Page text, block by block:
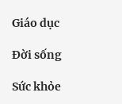
Giáo dục
Đời sống
Sức khỏe